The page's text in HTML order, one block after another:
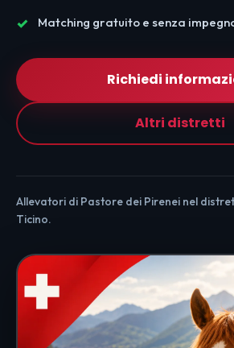
Matching gratuito e senza
Richiedi
Altri distretti
Allevatori di Pastore dei Pirenei nel
Ticino.